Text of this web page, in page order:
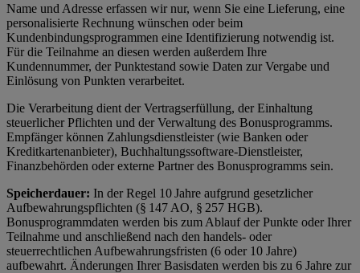
Name und Adresse erfassen wir nur, wenn Sie eine Lieferung, eine
personalisierte Rechnung wünschen oder beim
Kundenbindungsprogrammen eine Identifizierung notwendig ist.
Für die Teilnahme an diesen werden außerdem Ihre
Kundennummer, der Punktestand sowie Daten zur Vergabe und
Einlösung von Punkten verarbeitet.
Die Verarbeitung dient der Vertragserfüllung, der Einhaltung
steuerlicher Pflichten und der Verwaltung des Bonusprogramms.
Empfänger können Zahlungsdienstleister (wie Banken oder
Kreditkartenanbieter), Buchhaltungssoftware-Dienstleister,
Finanzbehörden oder externe Partner des Bonusprogramms sein.
Speicherdauer: In der Regel 10 Jahre aufgrund gesetzlicher
Aufbewahrungspflichten (§ 147 AO, § 257 HGB).
Bonusprogrammdaten werden bis zum Ablauf der Punkte oder Ihrer
Teilnahme und anschließend nach den handels- oder
steuerrechtlichen Aufbewahrungsfristen (6 oder 10 Jahre)
aufbewahrt. Änderungen Ihrer Basisdaten werden bis zu 6 Jahre zur